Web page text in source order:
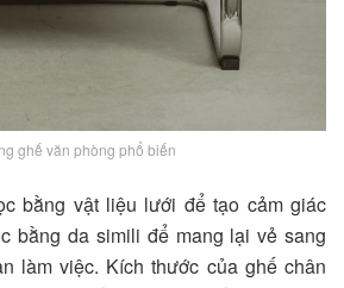
ghế văn phòng phổ biến
bằng vật liệu lưới để tạo cảm giác
bằng da simili để mang lại vẻ sang
làm việc. Kích thước của ghế chân